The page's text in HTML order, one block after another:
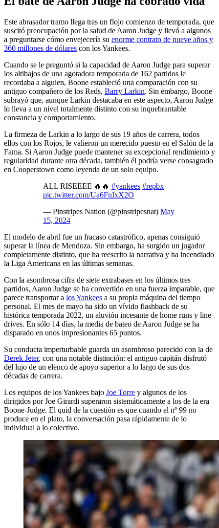
Este abrasador tramo llega tras un flojo comienzo de temporada, que
suscitó preocupación por la salud de Aaron Judge y llevó a algunos
a preguntarse cómo envejecería su enorme contrato de nueve años y
360 millones de dólares con los Yankees.
Cuando se le preguntó si la capacidad de Aaron Judge para superar
los altibajos de una agotadora temporada de 162 partidos le
recordaba a alguien, Boone estableció una comparación con su
antiguo compañero de los Reds, Barry Larkin. Sin embargo, Boone
subrayó que, aunque Larkin destacaba en este aspecto, Aaron Judge
lo lleva a un nivel totalmente distinto con su inquebrantable
constancia y comportamiento.
La firmeza de Larkin a lo largo de sus 19 años de carrera, todos
ellos con los Rojos, le valieron un merecido puesto en el Salón de la
Fama. Si Aaron Judge puede mantener su excepcional rendimiento y
regularidad durante otra década, también él podría verse consagrado
en Cooperstown como leyenda de un solo equipo.
ALL RISEEEE 🔥🔥 #yankees #repbx
pic.twitter.com/Ua6FnIxX2O
— Pinstripes Nation (@pinstripesnat) May
15, 2024
El modelo de abril fue un fracaso catastrófico, apenas consiguió
superar la línea de Mendoza. Sin embargo, ha surgido un jugador
completamente distinto, que ha reescrito la narrativa y ha incendiado
la Liga Americana en las últimas semanas.
Con la asombrosa cifra de siete extrabases en los últimos tres
partidos, Aaron Judge se ha convertido en una fuerza imparable, que
parece transportar a los Yankees a su propia máquina del tiempo
personal. El mes de mayo ha sido un vívido flashback de su
histórica temporada 2022, un aluvión incesante de home runs y line
drives. En sólo 14 días, la media de bateo de Aaron Judge se ha
disparado en unos impresionantes 65 puntos.
Su conducta imperturbable guarda un asombroso parecido con la de
Derek Jeter, con una notable distinción: el antiguo capitán disfrutó
del lujo de un elenco de apoyo superior a lo largo de sus dos
décadas de carrera.
Los equipos de los Yankees bajo Joe Torre y algunos de los
dirigidos por Joe Girardi superaron sistemáticamente a los de la era
Boone-Judge. El quid de la cuestión es que cuando el nº 99 no
produce en el plato, la conversación pasa rápidamente de lo
individual a lo colectivo.